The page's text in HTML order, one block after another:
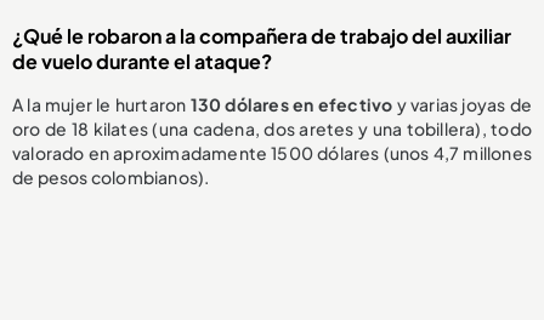
¿Qué le robaron a la compañera de trabajo del auxiliar
de vuelo durante el ataque?
A la mujer le hurtaron 130 dólares en efectivo y varias joyas de
oro de 18 kilates (una cadena, dos aretes y una tobillera), todo
valorado en aproximadamente 1500 dólares (unos 4,7 millones
de pesos colombianos).